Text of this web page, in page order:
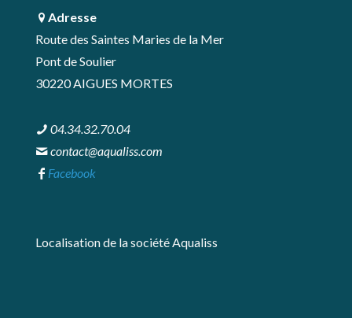
Adresse
Route des Saintes Maries de la Mer
Pont de Soulier
30220 AIGUES MORTES
04.34.32.70.04
contact@aqualiss.com
Facebook
Localisation de la société Aqualiss